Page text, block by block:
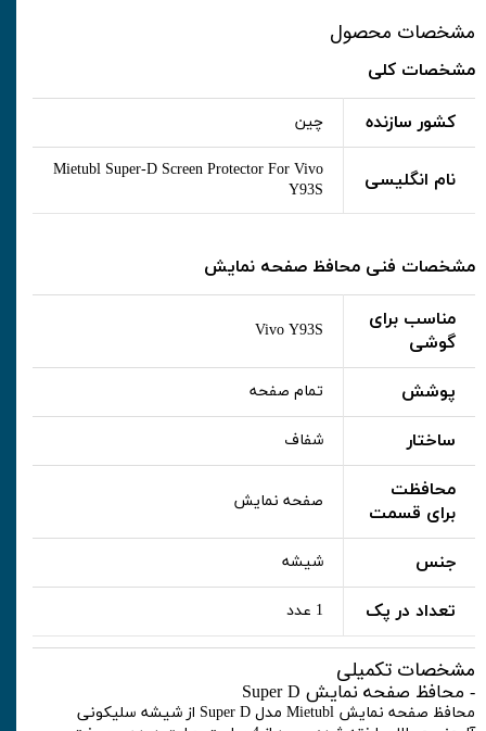
مشخصات محصول
مشخصات کلی
کشور سازنده چین
نام انگلیسی
Mietubl Super-D Screen Protector For Vivo
Y93S
مشخصات فنی محافظ صفحه نمایش
مناسب برای
گوشی
Vivo Y93S
پوشش تمام صفحه
ساختار شفاف
محافظت
برای قسمت
صفحه نمایش
جنس شیشه
تعداد در پک 1 عدد
مشخصات تکمیلی
- محافظ صفحه نمایش Super D
محافظ صفحه نمایش Mietubl مدل Super D از شیشه سلیکونی